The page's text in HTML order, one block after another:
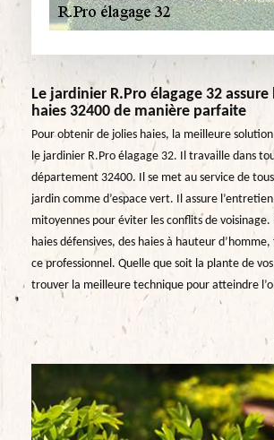
Le jardinier R.Pro élagage 32
haies 32400 de manière parfaite
Pour obtenir de jolies haies, la meilleure
le jardinier R.Pro élagage 32. Il travaille dans
département 32400. Il se met au service de
jardin comme d’espace vert. Il assure
mitoyennes pour éviter les conflits de voisinage.
haies défensives, des haies à hauteur
ce professionnel. Quelle que soit la plante de
trouver la meilleure technique pour atteindre